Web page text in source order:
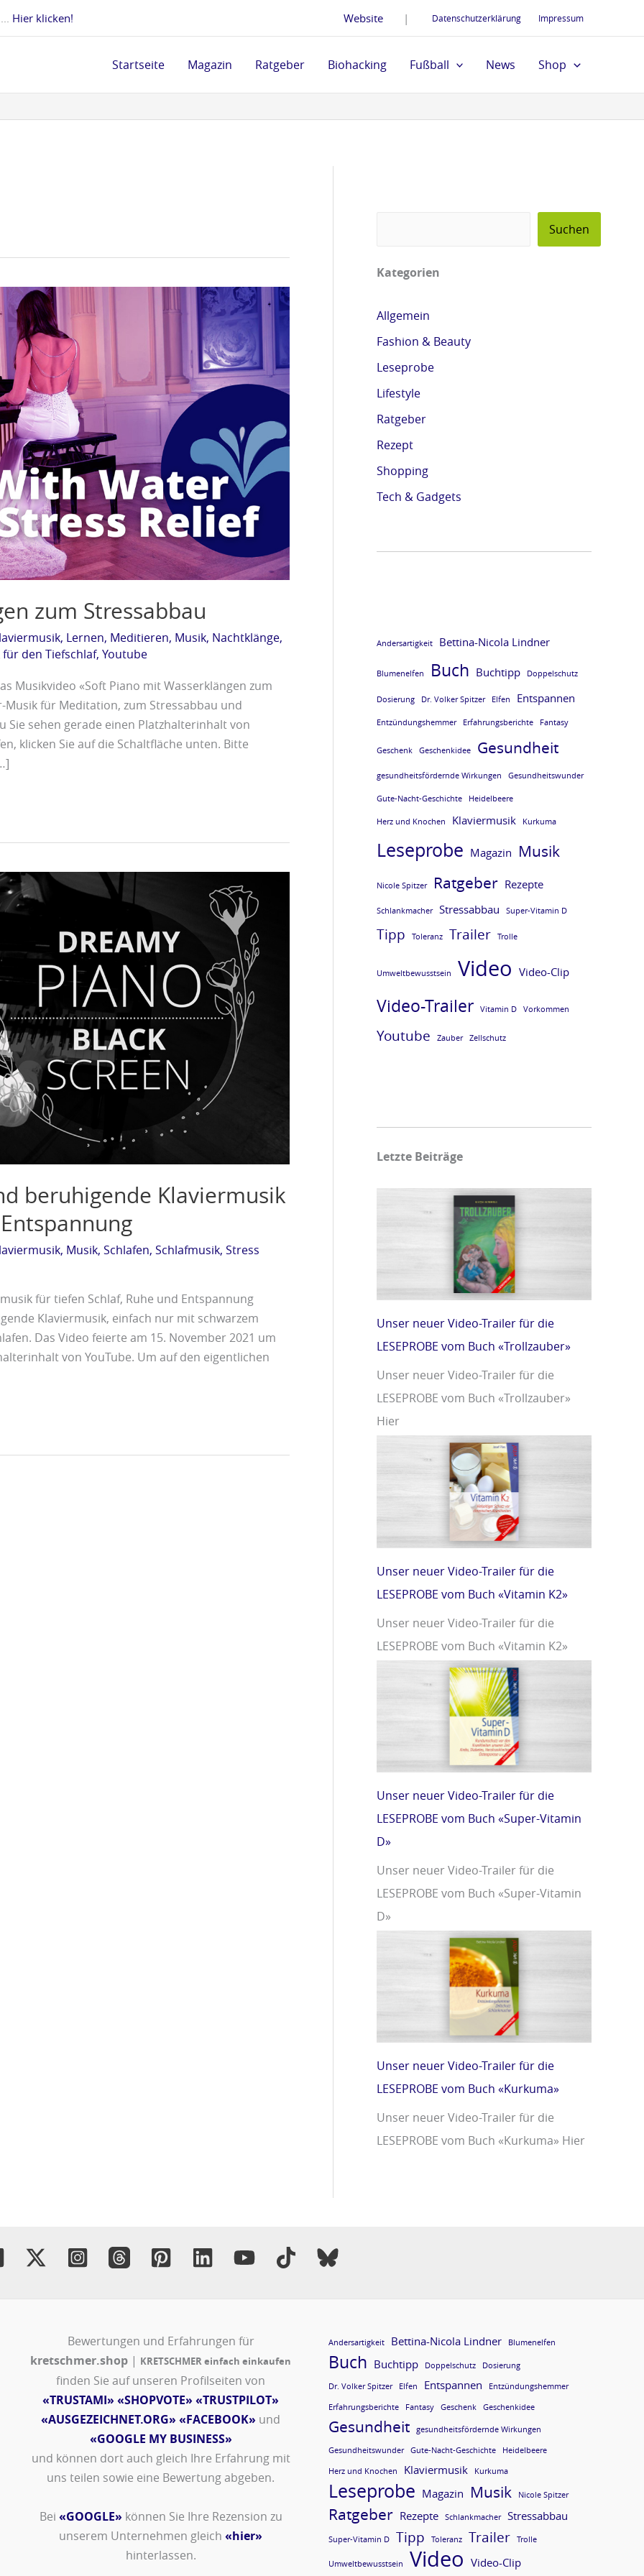
Hier klicken! Website | Datenschutzerklärung Impressum
Startseite Magazin Ratgeber Biohacking Fußball News Shop
zum Stressabbau
, Lernen, Meditieren, Musik, Nachtklänge,
den Tiefschlaf, Youtube
Musikvideo «Soft Piano mit Wasserklängen zum
für Meditation, zum Stressabbau und
Sie sehen gerade einen Platzhalterinhalt von
klicken Sie auf die Schaltfläche unten. Bitte
beruhigende Klaviermusik
, Musik, Schlafen, Schlafmusik, Stress
für tiefen Schlaf, Ruhe und Entspannung
Klaviermusik, einfach nur mit schwarzem
Das Video feierte am 15. November 2021 um
von YouTube. Um auf den eigentlichen
u
Suchen
Kategorien
Allgemein
Fashion & Beauty
Leseprobe
Lifestyle
Ratgeber
Rezept
Shopping
Tech & Gadgets
Andersartigkeit Bettina-Nicola Lindner
Blumenelfen Buch Buchtipp Doppelschutz
Dosierung Dr. Volker Spitzer Elfen Entspannen
Entzündungshemmer Erfahrungsberichte Fantasy
Geschenk Geschenkidee Gesundheit
gesundheitsfördernde Wirkungen Gesundheitswunder
Gute-Nacht-Geschichte Heidelbeere
Herz und Knochen Klaviermusik Kurkuma
Leseprobe Magazin Musik
Nicole Spitzer Ratgeber Rezepte
Schlankmacher Stressabbau Super-Vitamin D
Tipp Toleranz Trailer Trolle
Umweltbewusstsein Video Video-Clip
Video-Trailer Vitamin D Vorkommen
Youtube Zauber Zellschutz
Letzte Beiträge
Unser neuer Video-Trailer für die
LESEPROBE vom Buch «Trollzauber»
Unser neuer Video-Trailer für die
LESEPROBE vom Buch «Trollzauber»
Hier
Unser neuer Video-Trailer für die
LESEPROBE vom Buch «Vitamin K2»
Unser neuer Video-Trailer für die
LESEPROBE vom Buch «Vitamin K2»
Unser neuer Video-Trailer für die
LESEPROBE vom Buch «Super-Vitamin
D»
Unser neuer Video-Trailer für die
LESEPROBE vom Buch «Super-Vitamin
D»
Unser neuer Video-Trailer für die
LESEPROBE vom Buch «Kurkuma»
Unser neuer Video-Trailer für die
LESEPROBE vom Buch «Kurkuma» Hier
Bewertungen und Erfahrungen für
kretschmer.shop | KRETSCHMER einfach einkaufen
finden Sie auf unseren Profilseiten von
«TRUSTAMI» «SHOPVOTE» «TRUSTPILOT»
«AUSGEZEICHNET.ORG» «FACEBOOK» und
«GOOGLE MY BUSINESS»
und können dort auch gleich Ihre Erfahrung mit
uns teilen sowie eine Bewertung abgeben.
Bei «GOOGLE» können Sie Ihre Rezension zu
unserem Unternehmen gleich«hier»
hinterlassen.
Andersartigkeit Bettina-Nicola Lindner Blumenelfen
Buch Buchtipp Doppelschutz Dosierung
Dr. Volker Spitzer Elfen Entspannen Entzündungshemmer
Erfahrungsberichte Fantasy Geschenk Geschenkidee
Gesundheit gesundheitsfördernde Wirkungen
Gesundheitswunder Gute-Nacht-Geschichte Heidelbeere
Herz und Knochen Klaviermusik Kurkuma
Leseprobe Magazin Musik Nicole Spitzer
Ratgeber Rezepte Schlankmacher Stressabbau
Super-Vitamin D Tipp Toleranz Trailer Trolle
Umweltbewusstsein Video Video-Clip